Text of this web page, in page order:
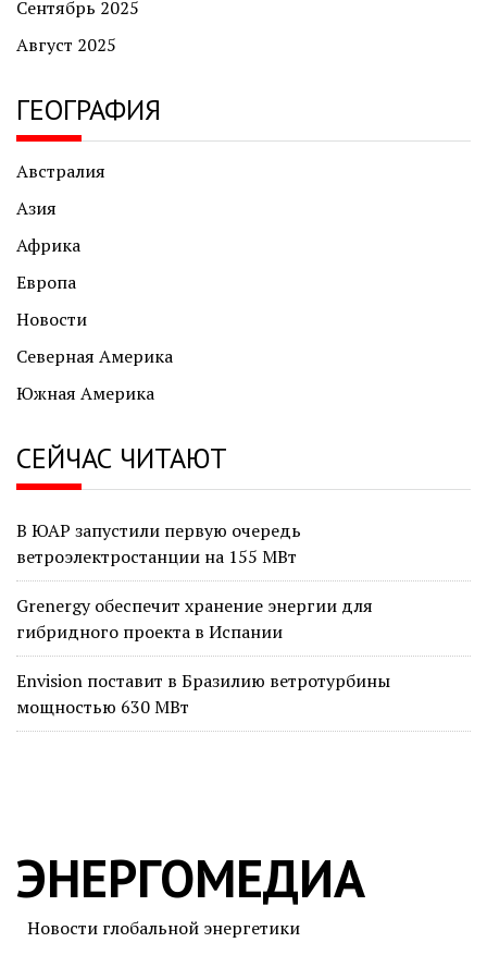
Сентябрь 2025
Август 2025
ГЕОГРАФИЯ
Австралия
Азия
Африка
Европа
Новости
Северная Америка
Южная Америка
СЕЙЧАС ЧИТАЮТ
В ЮАР запустили первую очередь
ветроэлектростанции на 155 МВт
Grenergy обеспечит хранение энергии для
гибридного проекта в Испании
Envision поставит в Бразилию ветротурбины
мощностью 630 МВт
ЭНЕРГОМЕДИА
Новости глобальной энергетики